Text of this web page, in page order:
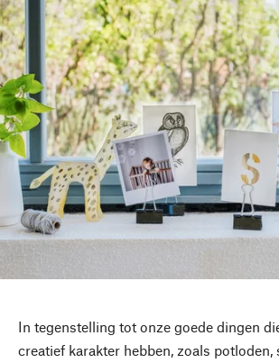
In tegenstelling tot onze goede dingen
creatief karakter hebben, zoals potloden,